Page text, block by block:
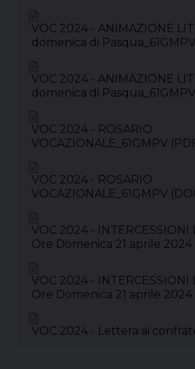
VOC 2024 - ANIMAZIONE
domenica di
VOC 2024 - ANIMAZIONE
domenica di
VOC 2024 - ROSARIO
VOCAZIONALE_61GMPV
VOC 2024 - ROSARIO
VOCAZIONALE_61GMPV
VOC 2024 -
Ore Domenica 21 aprile 2024
VOC 2024 -
Ore Domenica 21 aprile 2024
VOC 2024 - Lettera ai